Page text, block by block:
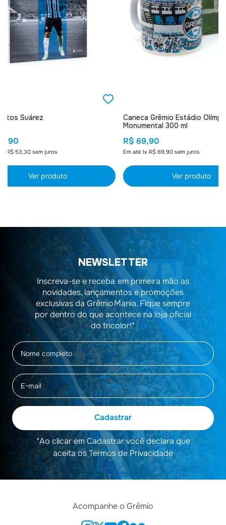
Suárez
90
R$ 53,30 sem juros
Ver produto
Caneca Grêmio Estádio
Monumental 300 ml
R$ 69,90
Em até 1x R$ 69,90 sem juros
Ver produto
NEWSLETTER
Inscreva-se e receba em primeira mão as
novidades, lançamentos e promoções
exclusivas da GrêmioMania. Fique sempre
por dentro do que acontece na loja oficial
do tricolor!*
Cadastrar
*Ao clicar em Cadastrar você declara que
aceita os Termos de Privacidade
Acompanhe o Grêmio